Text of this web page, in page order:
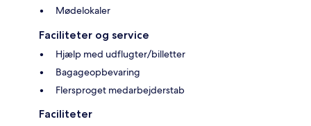
Mødelokaler
Faciliteter og service
Hjælp med udflugter/billetter
Bagageopbevaring
Flersproget medarbejderstab
Faciliteter